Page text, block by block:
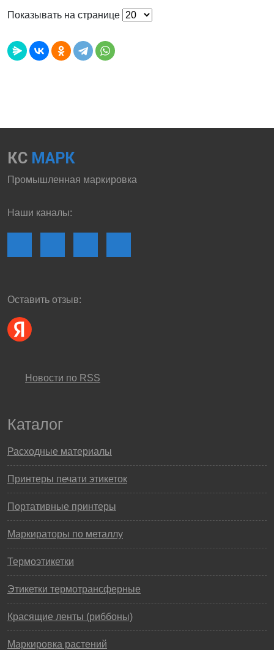
Показывать на странице
КС МАРК
Промышленная маркировка
Наши каналы:
Оставить отзыв:
Новости по RSS
Каталог
Расходные материалы
Принтеры печати этикеток
Портативные принтеры
Маркираторы по металлу
Термоэтикетки
Этикетки термотрансферные
Красящие ленты (риббоны)
Маркировка растений